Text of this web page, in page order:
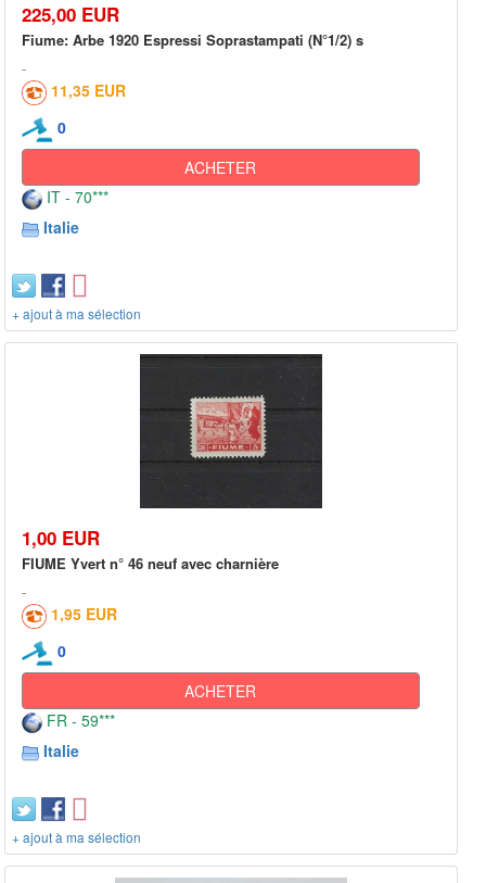
225,00 EUR
Fiume: Arbe 1920 Espressi Soprastampati (N°1/2) s
11,35 EUR
0
ACHETER
IT - 70***
Italie
+ ajout à ma sélection
1,00 EUR
FIUME Yvert n° 46 neuf avec charnière
1,95 EUR
0
ACHETER
FR - 59***
Italie
+ ajout à ma sélection